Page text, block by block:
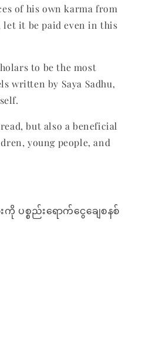
of his own karma from
let it be paid even in this
to be the most
written by Saya Sadhu,
but also a beneficial
young people, and
ပစ္စည်းရောက်ငွေချေစနစ်